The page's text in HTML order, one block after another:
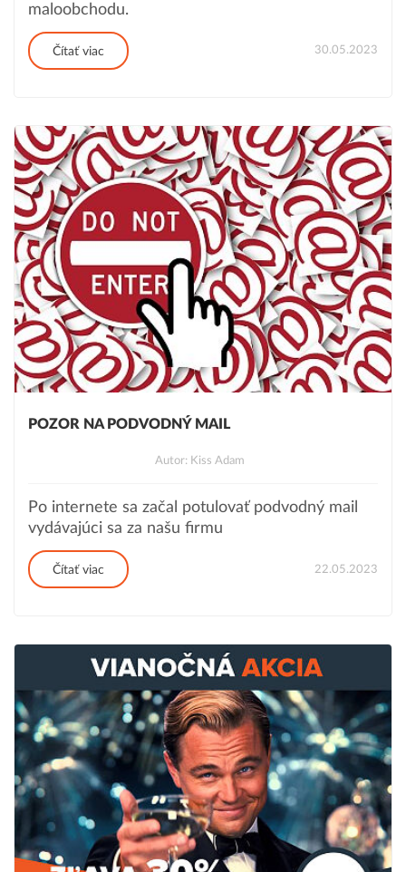
maloobchodu.
Čítať viac 30.05.2023
POZOR NA PODVODNÝ MAIL
Autor: Kiss Adam
Po internete sa začal potulovať podvodný mail
vydávajúci sa za našu firmu
Čítať viac 22.05.2023